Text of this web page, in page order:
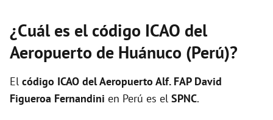
¿Cuál es el código ICAO del
Aeropuerto de Huánuco (Perú)?
El código ICAO delAeropuerto Alf. FAP David
Figueroa Fernandini en Perú es el SPNC.